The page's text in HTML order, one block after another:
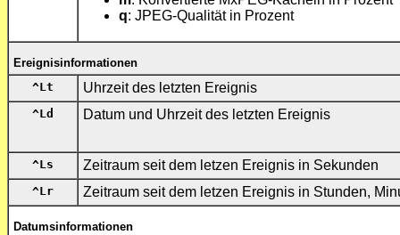
q: JPEG-Qualität in Prozent
Ereignisinformationen
^Lt
Uhrzeit des letzten Ereignis
^Ld Datum und Uhrzeit des letzten Ereignis
^Ls Zeitraum seit dem letzen Ereignis in Sekunden
^Lr Zeitraum seit dem letzen Ereignis in Stunden,
Datumsinformationen